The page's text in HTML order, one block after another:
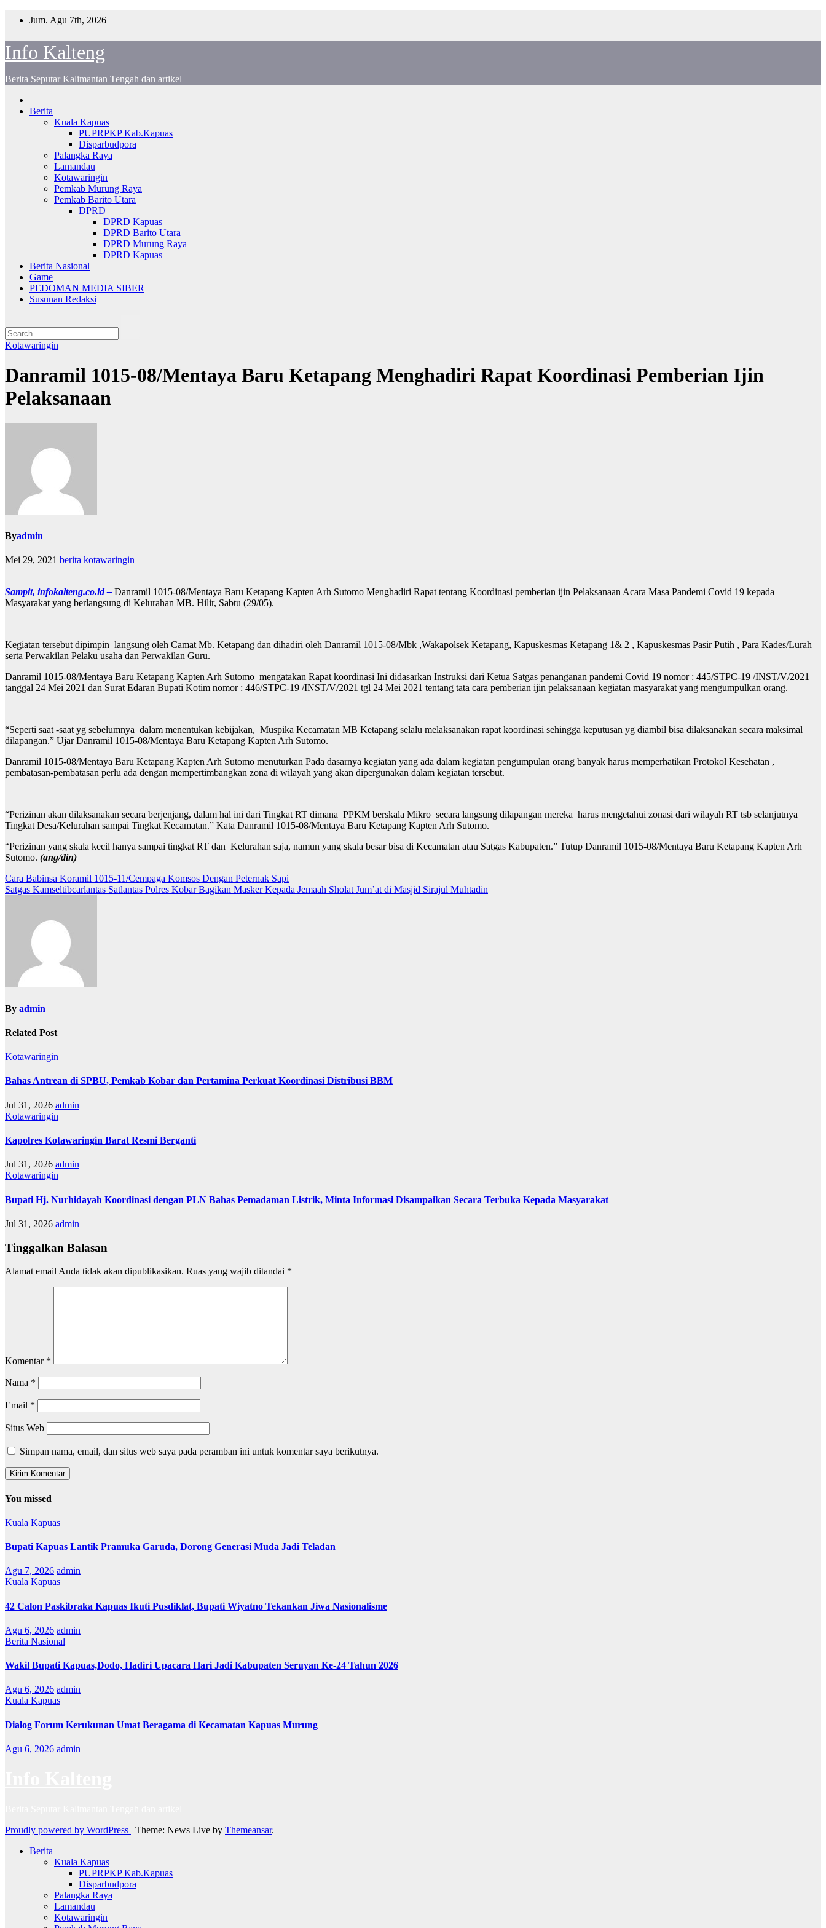
Jum. Agu 7th, 2026
Info Kalteng
Berita Seputar Kalimantan Tengah dan artikel
Berita
Kuala Kapuas
PUPRPKP Kab.Kapuas
Disparbudpora
Palangka Raya
Lamandau
Kotawaringin
Pemkab Murung Raya
Pemkab Barito Utara
DPRD
DPRD Kapuas
DPRD Barito Utara
DPRD Murung Raya
DPRD Kapuas
Berita Nasional
Game
PEDOMAN MEDIA SIBER
Susunan Redaksi
Kotawaringin
Danramil 1015-08/Mentaya Baru Ketapang Menghadiri Rapat Koordinasi Pemberian Ijin
Pelaksanaan
Byadmin
Mei 29, 2021 berita kotawaringin
Sampit, infokalteng.co.id – Danramil 1015-08/Mentaya Baru Ketapang Kapten Arh Sutomo Menghadiri Rapat tentang Koordinasi pemberian ijin Pelaksanaan Acara Masa Pandemi Covid 19 kepada
Masyarakat yang berlangsung di Kelurahan MB. Hilir, Sabtu (29/05).
Kegiatan tersebut dipimpin langsung oleh Camat Mb. Ketapang dan dihadiri oleh Danramil 1015-08/Mbk ,Wakapolsek Ketapang, Kapuskesmas Ketapang 1& 2 , Kapuskesmas Pasir Putih , Para Kades/Lurah
serta Perwakilan Pelaku usaha dan Perwakilan Guru.
Danramil 1015-08/Mentaya Baru Ketapang Kapten Arh Sutomo mengatakan Rapat koordinasi Ini didasarkan Instruksi dari Ketua Satgas penanganan pandemi Covid 19 nomor : 445/STPC-19 /INST/V/2021
tanggal 24 Mei 2021 dan Surat Edaran Bupati Kotim nomor : 446/STPC-19 /INST/V/2021 tgl 24 Mei 2021 tentang tata cara pemberian ijin pelaksanaan kegiatan masyarakat yang mengumpulkan orang.
“Seperti saat -saat yg sebelumnya dalam menentukan kebijakan, Muspika Kecamatan MB Ketapang selalu melaksanakan rapat koordinasi sehingga keputusan yg diambil bisa dilaksanakan secara maksimal
dilapangan.” Ujar Danramil 1015-08/Mentaya Baru Ketapang Kapten Arh Sutomo.
Danramil 1015-08/Mentaya Baru Ketapang Kapten Arh Sutomo menuturkan Pada dasarnya kegiatan yang ada dalam kegiatan pengumpulan orang banyak harus memperhatikan Protokol Kesehatan ,
pembatasan-pembatasan perlu ada dengan mempertimbangkan zona di wilayah yang akan dipergunakan dalam kegiatan tersebut.
“Perizinan akan dilaksanakan secara berjenjang, dalam hal ini dari Tingkat RT dimana PPKM berskala Mikro secara langsung dilapangan mereka harus mengetahui zonasi dari wilayah RT tsb selanjutnya
Tingkat Desa/Kelurahan sampai Tingkat Kecamatan.” Kata Danramil 1015-08/Mentaya Baru Ketapang Kapten Arh Sutomo.
“Perizinan yang skala kecil hanya sampai tingkat RT dan Kelurahan saja, namun yang skala besar bisa di Kecamatan atau Satgas Kabupaten.” Tutup Danramil 1015-08/Mentaya Baru Ketapang Kapten Arh
Sutomo. (ang/din)
Navigasi
pos
Cara Babinsa Koramil 1015-11/Cempaga Komsos Dengan Peternak Sapi
Satgas Kamseltibcarlantas Satlantas Polres Kobar Bagikan Masker Kepada Jemaah Sholat Jum’at di Masjid Sirajul Muhtadin
By admin
Related Post
Kotawaringin
Bahas Antrean di SPBU, Pemkab Kobar dan Pertamina Perkuat Koordinasi Distribusi BBM
Jul 31, 2026 admin
Kotawaringin
Kapolres Kotawaringin Barat Resmi Berganti
Jul 31, 2026 admin
Kotawaringin
Bupati Hj. Nurhidayah Koordinasi dengan PLN Bahas Pemadaman Listrik, Minta Informasi Disampaikan Secara Terbuka Kepada Masyarakat
Jul 31, 2026 admin
Tinggalkan Balasan
Alamat email Anda tidak akan dipublikasikan. Ruas yang wajib ditandai *
Komentar *
Nama *
Email *
Situs Web
Simpan nama, email, dan situs web saya pada peramban ini untuk komentar saya berikutnya.
You missed
Kuala Kapuas
Bupati Kapuas Lantik Pramuka Garuda, Dorong Generasi Muda Jadi Teladan
Agu 7, 2026 admin
Kuala Kapuas
42 Calon Paskibraka Kapuas Ikuti Pusdiklat, Bupati Wiyatno Tekankan Jiwa Nasionalisme
Agu 6, 2026 admin
Berita Nasional
Wakil Bupati Kapuas,Dodo, Hadiri Upacara Hari Jadi Kabupaten Seruyan Ke-24 Tahun 2026
Agu 6, 2026 admin
Kuala Kapuas
Dialog Forum Kerukunan Umat Beragama di Kecamatan Kapuas Murung
Agu 6, 2026 admin
Proudly powered by WordPress | Theme: News Live by Themeansar.
Berita
Kuala Kapuas
PUPRPKP Kab.Kapuas
Disparbudpora
Palangka Raya
Lamandau
Kotawaringin